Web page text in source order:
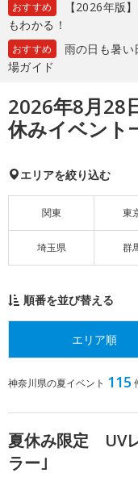
おすすめ
【2026年版
もわかる！
おすすめ
雨の日も暑
場ガイド
2026年8月28
休みイベント
エリアを絞り込む
関東 東
埼玉県 群
順番を並び替える
エリア順
神奈川県の夏イベント 115
夏休み限定 UV
ラー｣